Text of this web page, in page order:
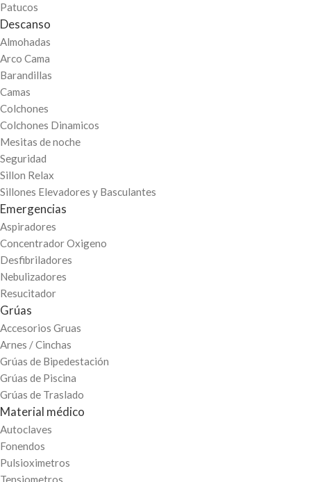
Patucos
Descanso
Almohadas
Arco Cama
Barandillas
Camas
Colchones
Colchones Dinamicos
Mesitas de noche
Seguridad
Sillon Relax
Sillones Elevadores y Basculantes
Emergencias
Aspiradores
Concentrador Oxigeno
Desfibriladores
Nebulizadores
Resucitador
Grúas
Accesorios Gruas
Arnes / Cinchas
Grúas de Bipedestación
Grúas de Piscina
Grúas de Traslado
Material médico
Autoclaves
Fonendos
Pulsioximetros
Tensiometros